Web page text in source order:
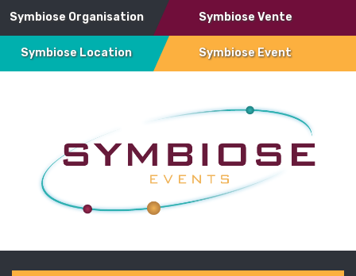
Symbiose Organisation Symbiose Vente
Symbiose Location Symbiose Event